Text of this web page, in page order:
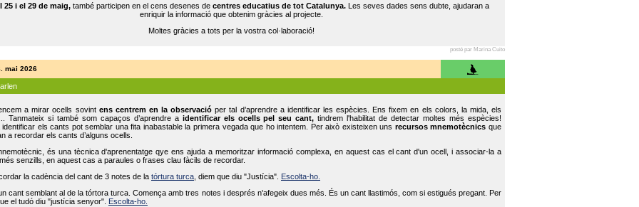
25 i el 29 de maig,també participen en el cens desenes de centres educatius de tot Catalunya.Les seves dades sens dubte, ajudaran a
enriquir la informació que obtenim gràcies al projecte.
Moltes gràcies a tots per la vostra col·laboració!
posté par Marina Cuito
mai 2026
a mirar ocells sovint ens centrem en la observació per tal d’aprendre a identificar les espècies. Ens fixem en els colors, la mida, els
Tanmateix si també som capaços d’aprendre a identificar els ocells pel seu cant, tindrem l'habilitat de detectar moltes més espècies!
els cants pot semblar una fita inabastable la primera vegada que ho intentem. Per això existeixen uns recursos mnemotècnics que
a recordar els cants d’alguns ocells.
és una tècnica d'aprenentatge qye ens ajuda a memoritzar informació complexa, en aquest cas el cant d'un ocell, i associar-la a
senzills, en aquest cas a paraules o frases clau fàcils de recordar.
la cadència del cant de 3 notes de la tórtura turca , diem que diu "Justícia".
Escolta-ho.
cant semblant al de la tórtora turca. Comença amb tres notes i després n'afegeix dues més. És un cant llastimós, com si estigués pregant. Per
el tudó diu "justícia senyor".
Escolta-ho.